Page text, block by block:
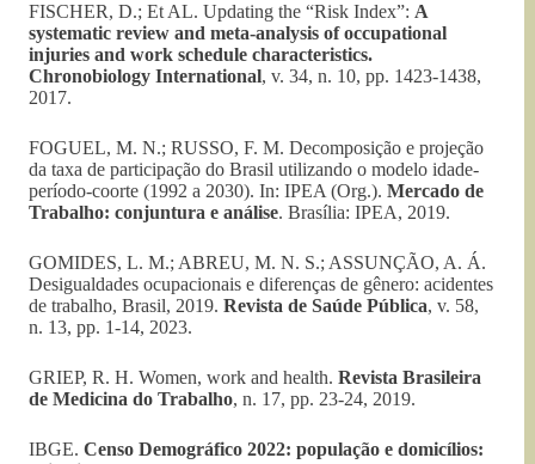
FISCHER, D.; Et AL. Updating the “Risk Index”: A
systematic review and meta-analysis of occupational
injuries and work schedule characteristics.
Chronobiology International, v. 34, n. 10, pp. 1423-1438,
2017.
FOGUEL, M. N.; RUSSO, F. M. Decomposição e projeção
da taxa de participação do Brasil utilizando o modelo idade-
período-coorte (1992 a 2030). In: IPEA (Org.). Mercado de
Trabalho: conjuntura e análise. Brasília: IPEA, 2019.
GOMIDES, L. M.; ABREU, M. N. S.; ASSUNÇÃO, A. Á.
Desigualdades ocupacionais e diferenças de gênero: acidentes
de trabalho, Brasil, 2019. Revista de Saúde Pública, v. 58,
n. 13, pp. 1-14, 2023.
GRIEP, R. H. Women, work and health. Revista Brasileira
de Medicina do Trabalho, n. 17, pp. 23-24, 2019.
IBGE. Censo Demográfico 2022: população e domicílios: